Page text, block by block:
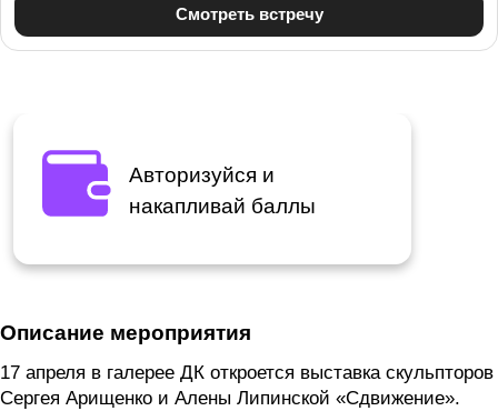
Авторизуйся и
накапливай баллы
Описание мероприятия
17 апреля в галерее ДК откроется выставка скульпторов
Сергея Арищенко и Алены Липинской «Сдвижение».